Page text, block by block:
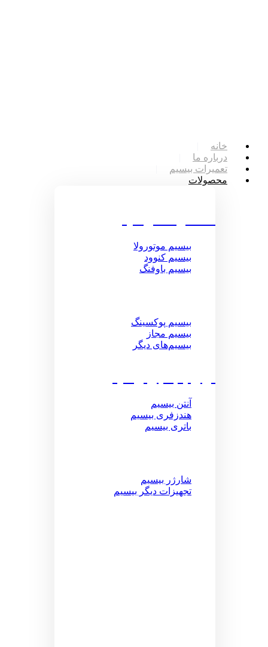
خانه
درباره ما
تعمیرات بیسیم
محصولات
بیسیم موتورولا
بیسیم کنوود
بیسیم باوفنگ
بیسیم پوکسینگ
بیسیم مجاز
بیسیم‌های دیگر
آنتن بیسیم
هندزفری بیسیم
باتری بیسیم
شارژر بیسیم
تجهیزات دیگر بیسیم